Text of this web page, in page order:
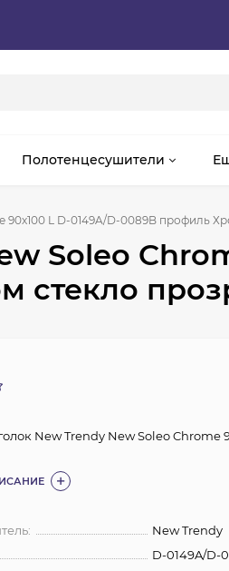
Полотенцесушители
L D-0149A/D-0089B профиль
Soleo
стекло
New Trendy New Soleo Chrome
New Trendy
D-0149A/D-